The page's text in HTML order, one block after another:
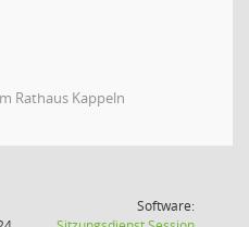
Rathaus Kappeln
Software: